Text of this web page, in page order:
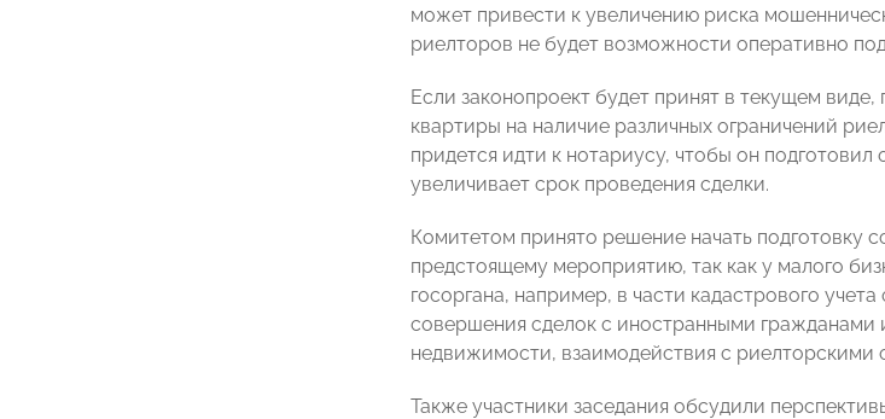
может привести к увеличению риска
риелторов не будет возможности оперативно
Если законопроект будет принят в текущем
квартиры на наличие различных ограничений
придется идти к нотариусу, чтобы он
увеличивает срок проведения сделки.
Комитетом принято решение начать подготовку
предстоящему мероприятию, так как у малого
госоргана, например, в части кадастрового
совершения сделок с иностранными гражданами
недвижимости, взаимодействия с риелторскими
Также участники заседания обсудили